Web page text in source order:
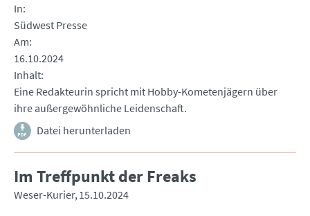
In
Südwest Presse
Am
16.10.2024
Inhalt
Eine Redakteurin spricht mit Hobby-Kometenjägern über
ihre außergewöhnliche Leidenschaft.
Datei herunterladen
Im Treffpunkt der Freaks
Weser-Kurier 15.10.2024